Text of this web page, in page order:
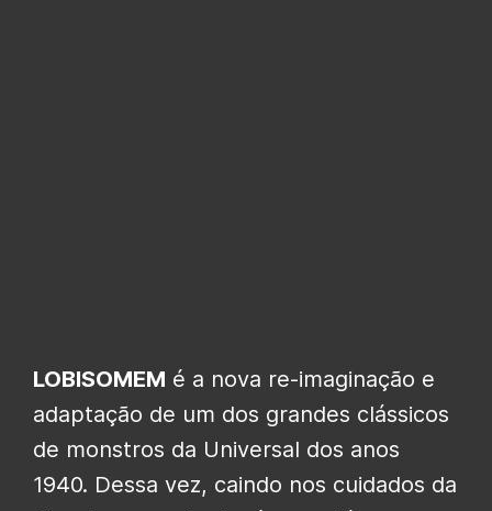
LOBISOMEM é a nova re-imaginação e
adaptação de um dos grandes clássicos
de monstros da Universal dos anos
1940. Dessa vez, caindo nos cuidados da